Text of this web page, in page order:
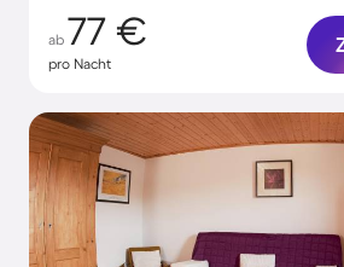
ab 77 €
pro Nacht